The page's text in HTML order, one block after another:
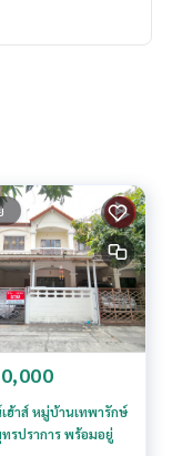
การ
ชีพ ใช้เทคโนโล
ฮ้าส์ หมู่บ้านเทพารักษ์
รปราการ พร้อมอยู่